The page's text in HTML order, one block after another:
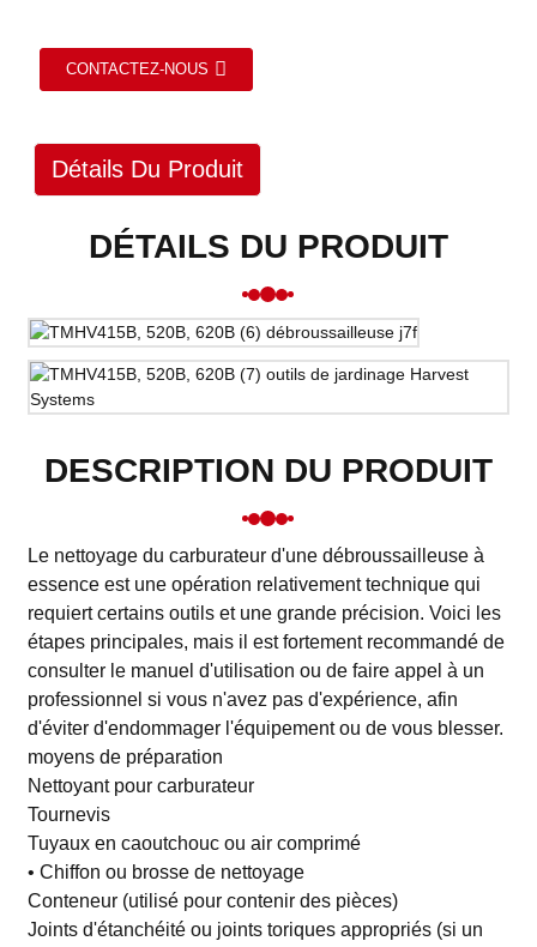
CONTACTEZ-NOUS
Détails Du Produit
DÉTAILS DU PRODUIT
DESCRIPTION DU PRODUIT
Le nettoyage du carburateur d'une débroussailleuse à
essence est une opération relativement technique qui
requiert certains outils et une grande précision. Voici les
étapes principales, mais il est fortement recommandé de
consulter le manuel d'utilisation ou de faire appel à un
professionnel si vous n'avez pas d'expérience, afin
d'éviter d'endommager l'équipement ou de vous blesser.
moyens de préparation
Nettoyant pour carburateur
Tournevis
Tuyaux en caoutchouc ou air comprimé
• Chiffon ou brosse de nettoyage
Conteneur (utilisé pour contenir des pièces)
Joints d'étanchéité ou joints toriques appropriés (si un